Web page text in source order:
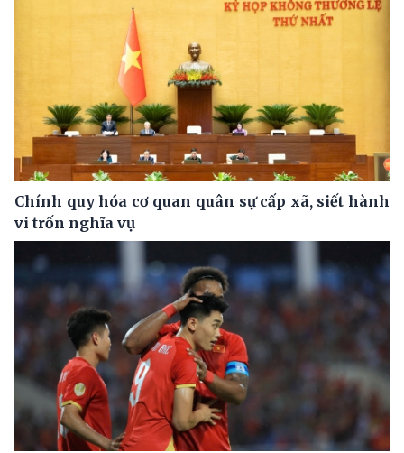
Chính quy hóa cơ quan quân sự cấp xã, siết hành
vi trốn nghĩa vụ